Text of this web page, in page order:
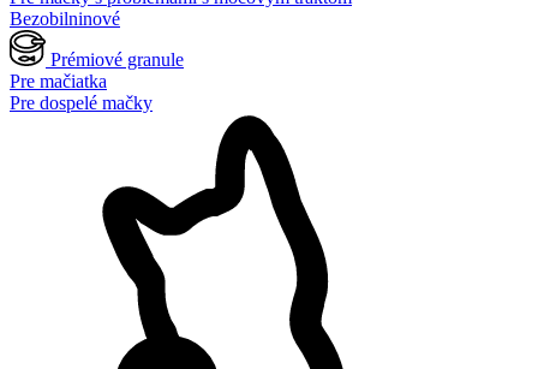
Bezobilninové
Prémiové granule
Pre mačiatka
Pre dospelé mačky